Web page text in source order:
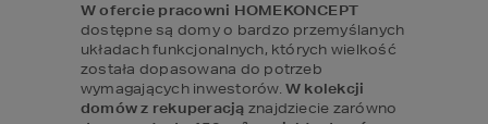
W ofercie pracowni HOMEKONCEPT
dostępne są domy o bardzo przemyślanych
układach funkcjonalnych, których wielkość
została dopasowana do potrzeb
wymagających inwestorów. W kolekcji
domów z rekuperacją